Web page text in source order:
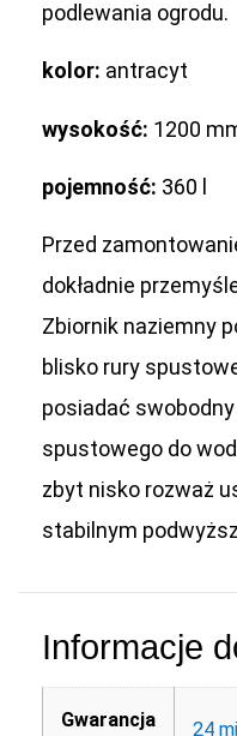
podlewania ogrodu.
kolor: antracyt
wysokość: 1200
pojemność: 360 l
Przed
dokładnie
Zbiornik naziemny
blisko rury
posiadać
spustowego do
zbyt nisko rozważ
stabilnym
Informacje
Gwarancja 24